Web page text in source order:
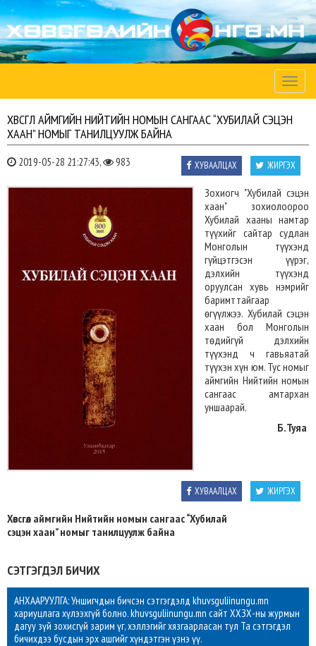
Toggle
ХӨВСГӨЛ АЙМГИЙН НИЙТИЙН НОМЫН САНГААС “ХУБИЛАЙ СЭЦЭН
ХААН” НОМЫГ ТАНИЛЦУУЛЖ БАЙНА
2019-05-28 21:27:43, 983 ЖИРГЭХ
ХУВААЛЦАХ
Зохиогч "Хубилай сэцэн
хаан" зохиолоороо
Хубилай хааны намтар
түүхийг сайтар судлан
Монголын түүхэнд
гүйцэтгэсэн үүрэг,
дэлхийн түүхэнд
оруулсан хувь нэмрийг
баримттайгаар
өгүүлжээ. Хубилай сэцэн
хаан бол Монголын
төдийгүй дэлхийн
түүхэнд ч гавьяатай
түүхэн хүн юм. Тус номыг
аймгийн Нийтийн номын
сангаас амтархан
уншаарай.
Б.Туяа
ЖИРГЭХ
ХУВААЛЦАХ
Хөвсгөл аймгийн Нийтийн номын сангаас “Хубилай
сэцэн хаан” номыг танилцуулж байна
СЭТГЭГДЭЛ БИЧИХ
АНХААРУУЛГА: Уншигчдын бичсэн сэтгэгдэлд khuvsguliinungu.mn
хариуцлага хүлээхгүй болно. khuvsguliinungu.mn сайт ХХЗХ-ны журмын
дагуу зүй зохисгүй зарим үг, хэллэгийг хязгаарласан тул Та сэтгэгдэл
бичихдээ бусдын эрх ашгийг хүндэтгэн үзнэ үү.